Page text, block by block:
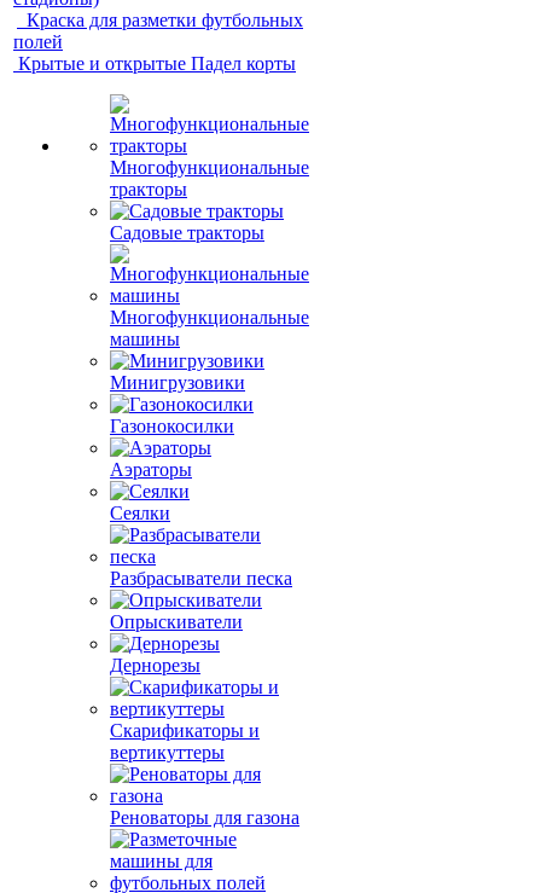
Краска для разметки футбольных
полей
Крытые и открытые Падел корты
Многофункциональные
тракторы
Садовые тракторы
Многофункциональные
машины
Минигрузовики
Газонокосилки
Аэраторы
Сеялки
Разбрасыватели песка
Опрыскиватели
Дернорезы
Скарификаторы и
вертикуттеры
Реноваторы для газона